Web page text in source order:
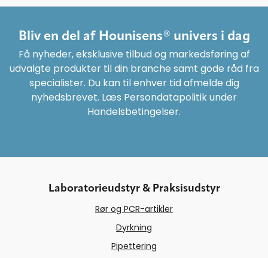
Bliv en del af Hounisens® univers i dag
Få nyheder, eksklusive tilbud og markedsføring af
udvalgte produkter til din branche samt gode råd fra
specialister. Du kan til enhver tid afmelde dig
nyhedsbrevet. Læs Persondatapolitik under
Handelsbetingelser.
Laboratorieudstyr & Praksisudstyr
Rør og PCR-artikler
Dyrkning
Pipettering